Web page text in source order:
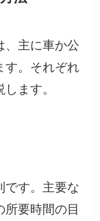
、主に車か公
す。それぞれ
ます。
です。主要な
所要時間の目